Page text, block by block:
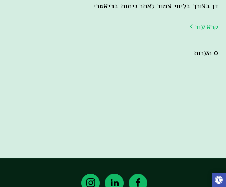
דן בצורך בליווי צמוד לאחר ניתוח בריאטרי
קרא עוד
0 הערות